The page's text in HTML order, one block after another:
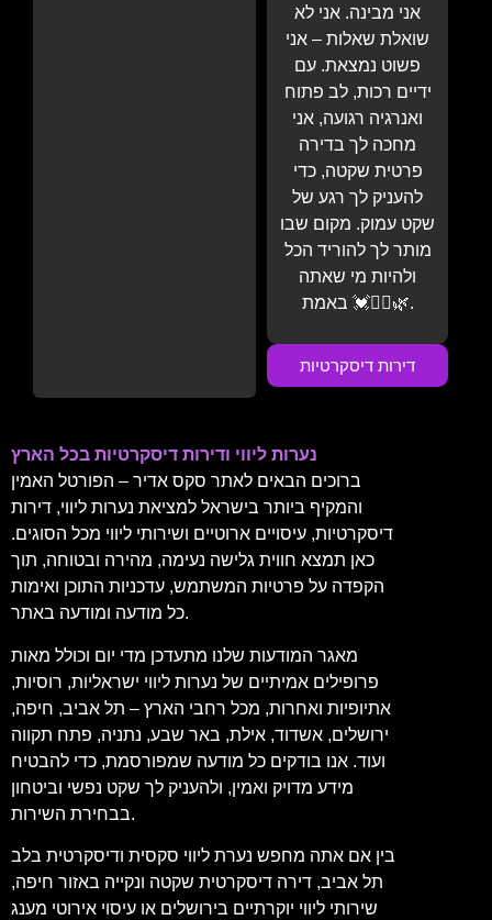
אני מבינה. אני לא
שואלת שאלות – אני
פשוט נמצאת. עם
ידיים רכות, לב פתוח
ואנרגיה רגועה, אני
מחכה לך בדירה
פרטית שקטה, כדי
להעניק לך רגע של
שקט עמוק. מקום שבו
מותר לך להוריד הכל
ולהיות מי שאתה
באמת 💓💆‍♂️🌿.
דירות דיסקרטיות
נערות ליווי ודירות דיסקרטיות בכל הארץ
ברוכים הבאים לאתר סקס אדיר – הפורטל האמין
והמקיף ביותר בישראל למציאת נערות ליווי, דירות
דיסקרטיות, עיסויים ארוטיים ושירותי ליווי מכל הסוגים.
כאן תמצא חווית גלישה נעימה, מהירה ובטוחה, תוך
הקפדה על פרטיות המשתמש, עדכניות התוכן ואימות
כל מודעה ומודעה באתר.
מאגר המודעות שלנו מתעדכן מדי יום וכולל מאות
פרופילים אמיתיים של נערות ליווי ישראליות, רוסיות,
אתיופיות ואחרות, מכל רחבי הארץ – תל אביב, חיפה,
ירושלים, אשדוד, אילת, באר שבע, נתניה, פתח תקווה
ועוד. אנו בודקים כל מודעה שמפורסמת, כדי להבטיח
מידע מדויק ואמין, ולהעניק לך שקט נפשי וביטחון
בבחירת השירות.
בין אם אתה מחפש נערת ליווי סקסית ודיסקרטית בלב
תל אביב, דירה דיסקרטית שקטה ונקייה באזור חיפה,
שירותי ליווי יוקרתיים בירושלים או עיסוי אירוטי מענג